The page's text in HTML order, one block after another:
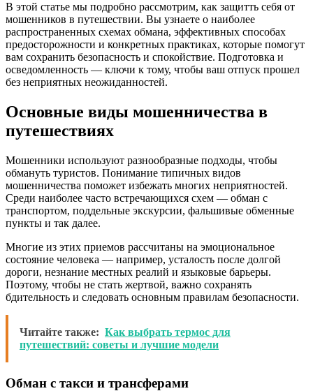
В этой статье мы подробно рассмотрим, как защитть себя от
мошенников в путешествии. Вы узнаете о наиболее
распространенных схемах обмана, эффективных способах
предосторожности и конкретных практиках, которые помогут
вам сохранить безопасность и спокойствие. Подготовка и
осведомленность — ключи к тому, чтобы ваш отпуск прошел
без неприятных неожиданностей.
Основные виды мошенничества в
путешествиях
Мошенники используют разнообразные подходы, чтобы
обмануть туристов. Понимание типичных видов
мошенничества поможет избежать многих неприятностей.
Среди наиболее часто встречающихся схем — обман с
транспортом, поддельные экскурсии, фальшивые обменные
пункты и так далее.
Многие из этих приемов рассчитаны на эмоциональное
состояние человека — например, усталость после долгой
дороги, незнание местных реалий и языковые барьеры.
Поэтому, чтобы не стать жертвой, важно сохранять
бдительность и следовать основным правилам безопасности.
Читайте также: Как выбрать термос для
путешествий: советы и лучшие модели
Обман с такси и трансферами